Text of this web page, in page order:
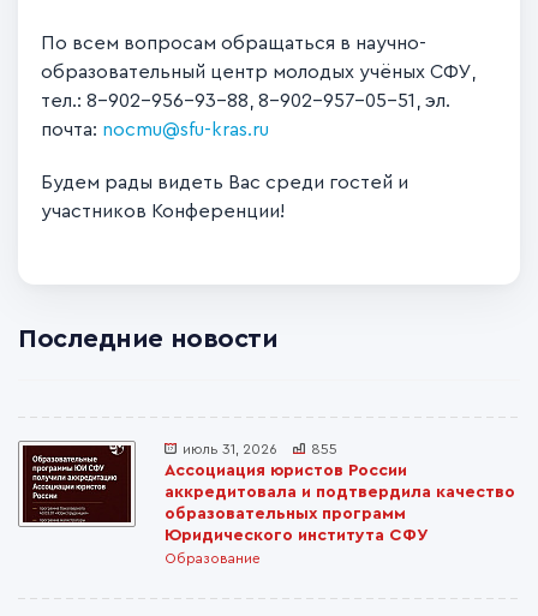
По всем вопросам обращаться в научно-
образовательный центр молодых учёных СФУ,
тел.: 8-902-956-93-88, 8-902-957-05-51, эл.
почта: nocmu@sfu-kras.ru
Будем рады видеть Вас среди гостей и
участников Конференции!
Последние новости
июль 31, 2026 855
Ассоциация юристов России
аккредитовала и подтвердила качество
образовательных программ
Юридического института СФУ
Образование